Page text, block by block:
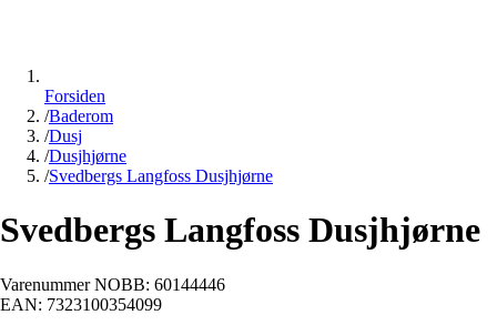
Forsiden
/Baderom
/Dusj
/Dusjhjørne
/Svedbergs Langfoss Dusjhjørne
Svedbergs Langfoss Dusjhjørne
Varenummer NOBB: 60144446
EAN: 7323100354099